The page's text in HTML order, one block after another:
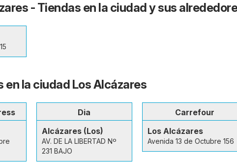
- Tiendas en la ciudad y sus
en la ciudad Los Alcázares
Dia
Alcázares (Los)
AV. DE LA LIBERTAD Nº
231 BAJO
Carrefour
Los Alcázares
Avenida 13 de Octubre 156